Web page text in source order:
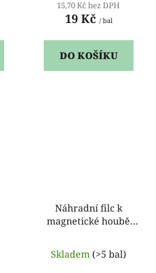
15,70 Kč bez DPH
19 Kč / bal
DO KOŠÍKU
Náhradní filc k
magnetické houbě
Skladem (>5 bal)